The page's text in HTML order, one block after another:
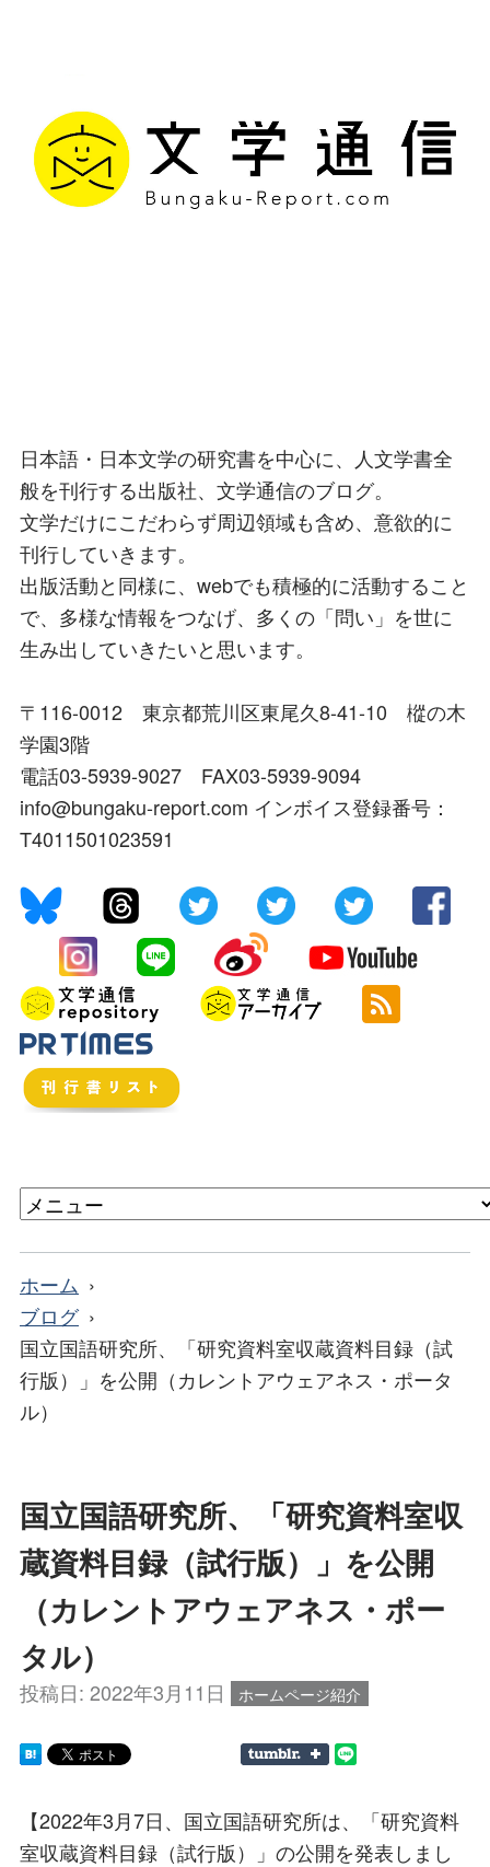
日本語・日本文学の研究書を中心に、人文学書全
般を刊行する出版社、文学通信のブログ。
文学だけにこだわらず周辺領域も含め、意欲的に
刊行していきます。
出版活動と同様に、webでも積極的に活動すること
で、多様な情報をつなげ、多くの「問い」を世に
生み出していきたいと思います。
〒116-0012 東京都荒川区東尾久8-41-10 樅の木
学園3階
電話03-5939-9027 FAX03-5939-9094
info@bungaku-report.com インボイス登録番号：
T4011501023591
ホーム
ブログ
国立国語研究所、「研究資料室収蔵資料目録（試
行版）」を公開（カレントアウェアネス・ポータ
ル）
国立国語研究所、「研究資料室収
蔵資料目録（試行版）」を公開
（カレントアウェアネス・ポー
タル）
投稿日: 2022年3月11日 ホームページ紹介
【2022年3月7日、国立国語研究所は、「研究資料
室収蔵資料目録（試行版）」の公開を発表しまし